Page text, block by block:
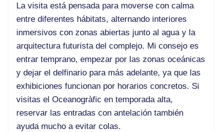
La visita está pensada para moverse con calma
entre diferentes hábitats, alternando interiores
inmersivos con zonas abiertas junto al agua y la
arquitectura futurista del complejo. Mi consejo es
entrar temprano, empezar por las zonas oceánicas
y dejar el delfinario para más adelante, ya que las
exhibiciones funcionan por horarios concretos. Si
visitas el Oceanogràfic en temporada alta,
reservar las entradas con antelación también
ayuda mucho a evitar colas.